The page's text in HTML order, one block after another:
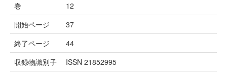
巻
12
開始ページ
37
終了ページ
44
収録物識別子
ISSN 21852995